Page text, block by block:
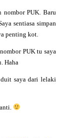
nombor PUK. Baru
sentiasa simpan
penting kot.
PUK tu saya
Haha
saya dari lelaki